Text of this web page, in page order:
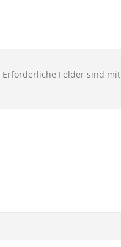
Erforderliche Felder sind mit